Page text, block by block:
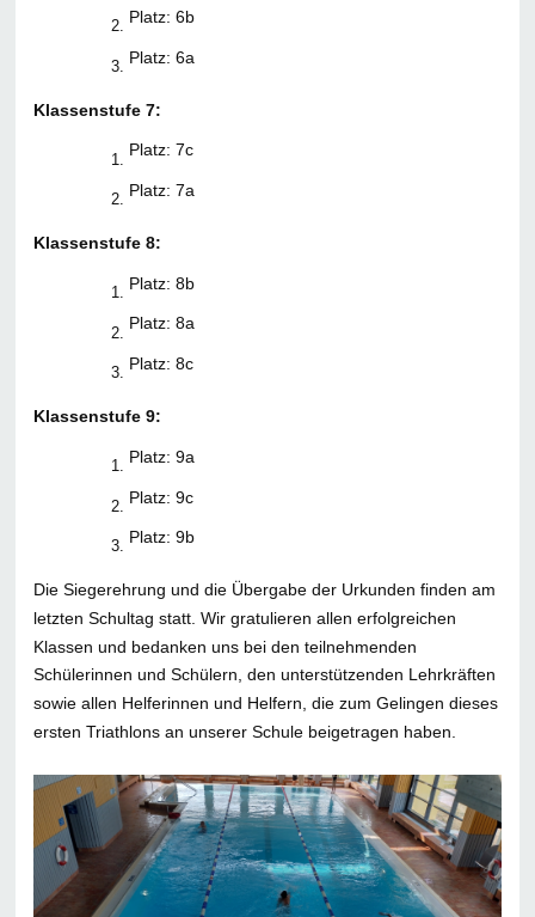
Platz: 6b
Platz: 6a
Klassenstufe 7:
Platz: 7c
Platz: 7a
Klassenstufe 8:
Platz: 8b
Platz: 8a
Platz: 8c
Klassenstufe 9:
Platz: 9a
Platz: 9c
Platz: 9b
Die Siegerehrung und die Übergabe der Urkunden finden am
letzten Schultag statt. Wir gratulieren allen erfolgreichen
Klassen und bedanken uns bei den teilnehmenden
Schülerinnen und Schülern, den unterstützenden Lehrkräften
sowie allen Helferinnen und Helfern, die zum Gelingen dieses
ersten Triathlons an unserer Schule beigetragen haben.